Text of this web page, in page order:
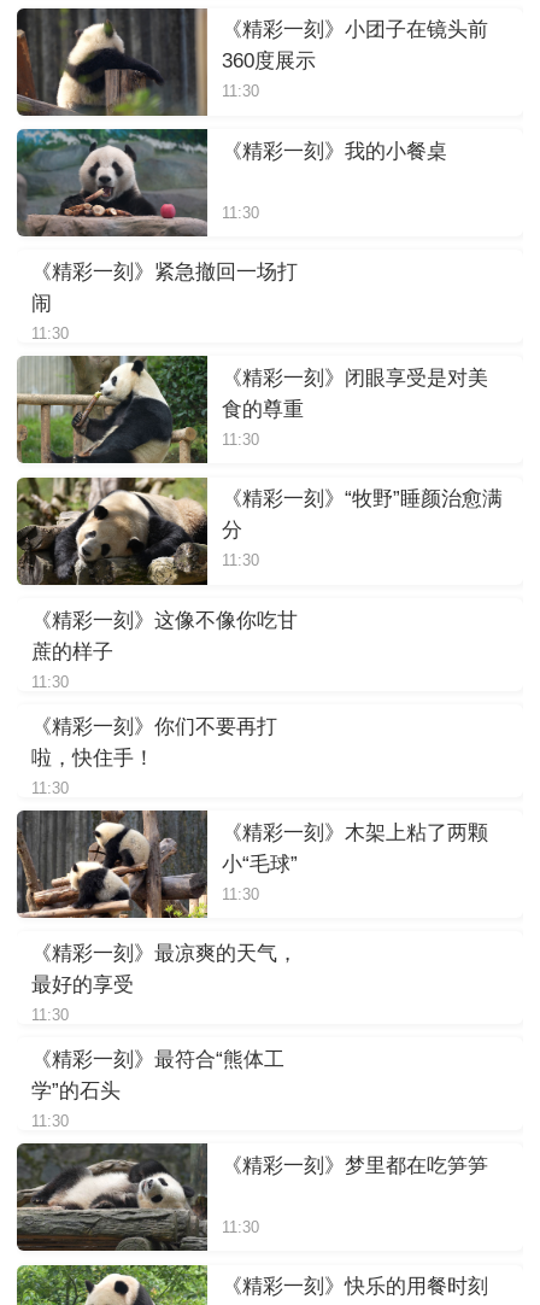
《精彩一刻》小团子在镜头前
360度展示
11:30
《精彩一刻》我的小餐桌
11:30
《精彩一刻》紧急撤回一场打
闹
11:30
《精彩一刻》闭眼享受是对美
食的尊重
11:30
《精彩一刻》“牧野”睡颜治愈满
分
11:30
《精彩一刻》这像不像你吃甘
蔗的样子
11:30
《精彩一刻》你们不要再打
啦，快住手！
11:30
《精彩一刻》木架上粘了两颗
小“毛球”
11:30
《精彩一刻》最凉爽的天气，
最好的享受
11:30
《精彩一刻》最符合“熊体工
学”的石头
11:30
《精彩一刻》梦里都在吃笋笋
11:30
《精彩一刻》快乐的用餐时刻